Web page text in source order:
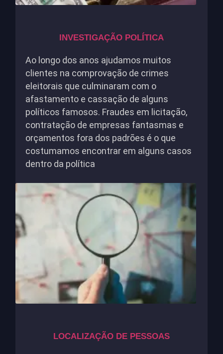
INVESTIGAÇÃO POLÍTICA
Ao longo dos anos ajudamos muitos
clientes na comprovação de crimes
eleitorais que culminaram com o
afastamento e cassação de alguns
políticos famosos. Fraudes em licitação,
contratação de empresas fantasmas e
orçamentos fora dos padrões é o que
costumamos encontrar em alguns casos
dentro da política
LOCALIZAÇÃO DE PESSOAS